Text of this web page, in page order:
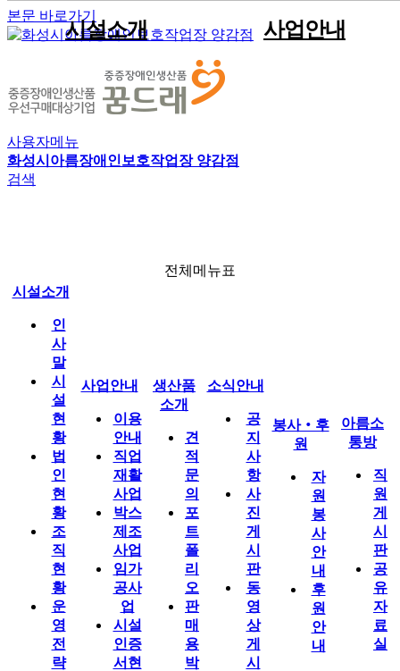
본문 바로가기
사용자메뉴
화성시아름장애인보호작업장 양감점
검색
시설소개
인사말
시설현황
조직현황
사업안내
생산품소개
견적문의
포트폴리오
공지사항
사진게시판
자원봉사안내
후원안내
아름소통방
직원게시판
공유자료실
전체메뉴표
시설소개
인
사
말
시
설
현
황
법
인
현
황
조
직
현
황
운
영
전
략
사업안내
이용
안내
직업
재활
사업
박스
제조
사업
임가
공사
업
시설
인증
서현
생산품
소개
견
적
문
의
포
트
폴
리
오
판
매
용
박
소식안내
공
지
사
항
사
진
게
시
판
동
영
상
게
시
봉사‧후
원
자
원
봉
사
안
내
후
원
안
내
아름소
통방
직
원
게
시
판
공
유
자
료
실